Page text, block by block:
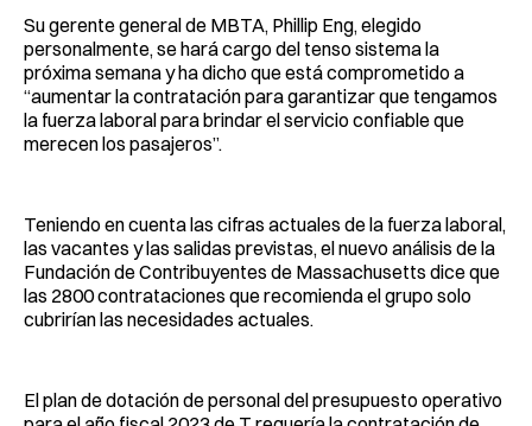
Su gerente general de MBTA, Phillip Eng, elegido
personalmente, se hará cargo del tenso sistema la
próxima semana y ha dicho que está comprometido a
“aumentar la contratación para garantizar que tengamos
la fuerza laboral para brindar el servicio confiable que
merecen los pasajeros”.
Teniendo en cuenta las cifras actuales de la fuerza laboral,
las vacantes y las salidas previstas, el nuevo análisis de la
Fundación de Contribuyentes de Massachusetts dice que
las 2800 contrataciones que recomienda el grupo solo
cubrirían las necesidades actuales.
El plan de dotación de personal del presupuesto operativo